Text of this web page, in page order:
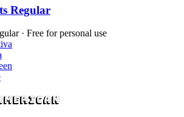
Regular
· Free for personal use